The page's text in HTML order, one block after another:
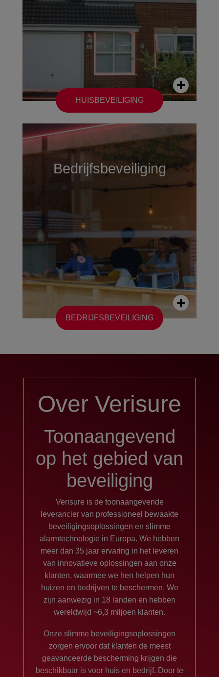
HUISBEVEILIGING
Bedrijfsbeveiliging
BEDRIJFSBEVEILIGING
Over Verisure
Toonaangevend
op het gebied van
beveiliging
Verisure is de toonaangevende
leverancier van professioneel bewaakte
beveiligingsoplossingen en slimme
alarmtechnologie in Europa. We hebben
meer dan 35 jaar ervaring in het leveren
van innovatieve oplossingen aan onze
klanten, waarmee we hen helpen hun
huizen en bedrijven te beschermen. We
zijn aanwezig in 18 landen en hebben
wereldwijd ~6,3 miljoen klanten.
Onze slimme beveiligingsoplossingen
zorgen ervoor dat klanten de meest
geavanceerde bescherming krijgen die
beschikbaar is voor huis en bedrijf. Door te